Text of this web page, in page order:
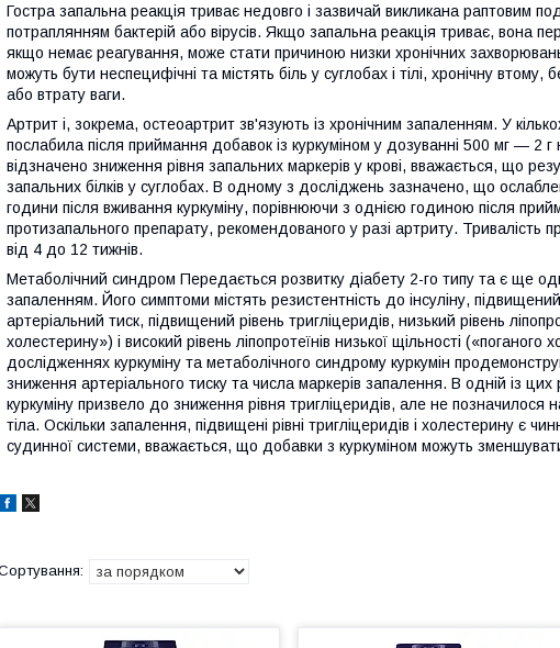
Гостра запальна реакція триває недовго і зазвичай викликана раптовим
потраплянням бактерій або вірусів. Якщо запальна реакція триває, вона
якщо немає реагування, може стати причиною низки хронічних
можуть бути неспецифічні та містять біль у суглобах і тілі, хронічну
або втрату ваги.
Артрит і, зокрема, остеоартрит зв'язують із хронічним запаленням. У
послабила після приймання добавок із куркуміном у дозуванні 500 мг — 2
відзначено зниження рівня запальних маркерів у крові, вважається, що
запальних білків у суглобах. В одному з досліджень зазначено, що
години після вживання куркуміну, порівнюючи з однією годиною після
протизапального препарату, рекомендованого у разі артриту. Тривалість
від 4 до 12 тижнів.
Метаболічний синдром Передається розвитку діабету 2-го типу та є ще
запаленням. Його симптоми містять резистентність до інсуліну,
артеріальний тиск, підвищений рівень тригліцеридів, низький рівень
холестерину») і високий рівень ліпопротеїнів низької щільності
дослідженнях куркуміну та метаболічного синдрому куркумін
зниження артеріального тиску та числа маркерів запалення. В одній із
куркуміну призвело до зниження рівня тригліцеридів, але не позначилося
тіла. Оскільки запалення, підвищені рівні тригліцеридів і холестерину є
судинної системи, вважається, що добавки з куркуміном можуть